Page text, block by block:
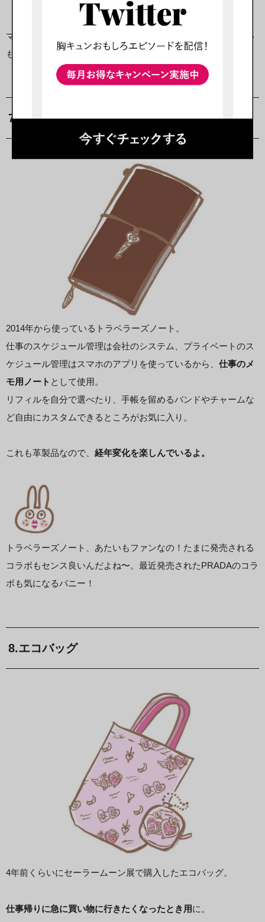
マナミさんの仕事に対しての真剣さが垣間見えるバニ！あたい
もよく、ペンとノート忘れてパニクるバニ…
7.手帳
2014年から使っているトラベラーズノート。
仕事のスケジュール管理は会社のシステム、プライベートのス
ケジュール管理はスマホのアプリを使っているから、 仕事のメ
モ用ノート として使用。
リフィルを自分で選べたり、手帳を留めるバンドやチャームな
ど自由にカスタムできるところがお気に入り。
これも革製品なので、 経年変化を楽しんでいるよ。
トラベラーズノート、あたいもファンなの！たまに発売される
コラボもセンス良いんだよね〜。最近発売されたPRADAのコラ
ボも気になるバニー！
8.エコバッグ
4年前くらいにセーラームーン展で購入したエコバッグ。
仕事帰りに急に買い物に行きたくなったとき用に。